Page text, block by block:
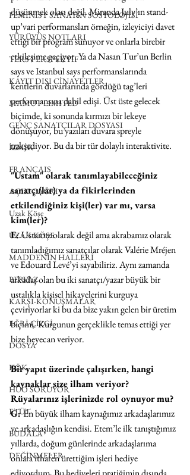
FEMİNİST SANATIN SOSYOLOJİSİ
YÜRÜYÜŞ NOTLARI
TERS PERSPEKTİF
KAYIT DIŞI CİNAYETLER
MAMUT LIMITED
GENÇ SANATÇILAR DOSYASI
İZMİR
FRANÇAIS
AÇIK ÇAĞRI
Uzak Köşe
UZAK KÖŞE
MADDENİN HALLERİ
PERVAZ
KARŞI-KONUŞMALAR
EĞRİ ÇİZGİ
DOSYA
KÖK
HUO SORUYOR
ETÜT
BUDALA
DEĞİNMELER
düşünmek olası değil. Miranda July’ın stand-
up’vari performansları örneğin, izleyiciyi davet
ettiği bir program sunuyor ve onlarla birebir
etkileşime geçiyor. Ya da Nasan Tur’un Berlin
says ve Istanbul says performanslarında
kentlerin duvarlarında gördüğü tag’leri
performansına dahil edişi. Üst üste gelecek
biçimde, ki sonunda kırmızı bir lekeye
dönüşüyor, bu yazıları duvara spreyle
nakşediyor. Bu da bir tür dolaylı interaktivite.
"Ustam" olarak tanımlayabileceğiniz
sanatçı(lar) ya da fikirlerinden
etkilendiğiniz kişi(ler) var mı, varsa
kim(ler)?
E: Ustamız olarak değil ama akrabamız olarak
tanımladığımız sanatçılar olarak Valérie Mréjen
ve Edouard Levé’yi sayabiliriz. Aynı zamanda
arkadaş olan bu iki sanatçı/yazar büyük bir
ustalıkla kişisel hikayelerini kurguya
çeviriyorlar ki bu da bize yakın gelen bir üretim
biçimi. Kurgunun gerçeklikle temas ettiği yer
bize heyecan veriyor.
Bir yapıt üzerinde çalışırken, hangi
kaynaklar size ilham veriyor?
Rüyalarınız işlerinizde rol oynuyor mu?
G: En büyük ilham kaynağımız arkadaşlarımız
ve arkadaşlığın kendisi. Etem’le ilk tanıştığımız
yıllarda, doğum günlerinde arkadaşlarıma
onlara ithafen ürettiğim işleri hediye